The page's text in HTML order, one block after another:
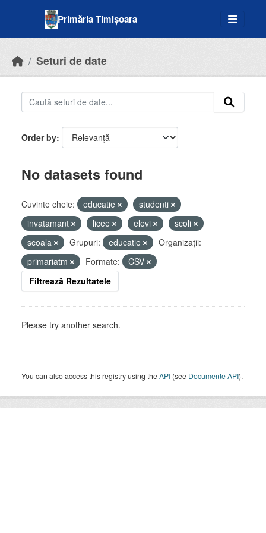
Primăria Timișoara
Seturi de date
Order by
No datasets found
Cuvinte cheie: educatie
studenti
invatamant
licee elevi
scoli
scoala
Grupuri: educatie
Organizații:
primariatm
Formate:
CSV
Filtrează Rezultatele
Please try another search.
You can also access this registry using theAPI (see Documente API).